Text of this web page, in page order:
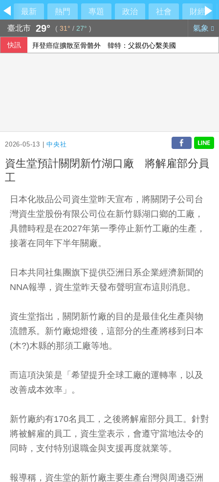
最新 熱門 專題 政治 社會
財經
臺北市 29° ( 31° / 27° ) 氣象
快訊 拜登癌症擴散至骨骼外 韓特：父親仍心繫美國
2026-05-13 |中央社
資生堂預計關閉新竹湖口廠 將解雇部分員
工
日本化妝品公司資生堂昨天宣布，將關閉子公司台
灣資生堂股份有限公司位在新竹縣湖口鄉的工廠，
具體時程是在2027年第一季停止新竹工廠的生產，
接著在同年下半年關廠。
日本共同社集團旗下提供亞洲日系企業經濟新聞的
NNA報導，資生堂昨天發布聲明宣布這則消息。
資生堂指出，關閉新竹廠的目的是最佳化生產與物
流體系。新竹廠熄燈後，這部分的生產將移到日本
(木?)木縣的那須工廠等地。
而這項決策是「希望提升全球工廠的運轉率，以及
改善成本效率」。
新竹廠約有170名員工，之後將解雇部分員工。針對
將被解雇的員工，資生堂表示，會遵守當地法令的
同時，支付特別退職金與支援再度就業等。
報導稱，資生堂的新竹廠主要生產台灣與周邊亞洲